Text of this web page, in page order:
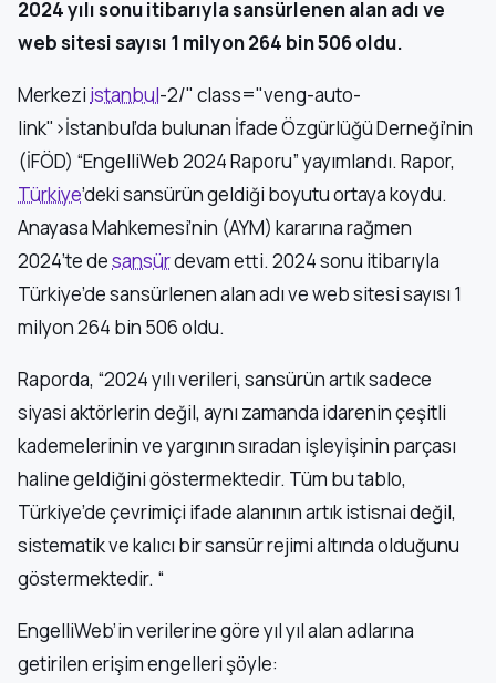
2024 yılı sonu itibarıyla sansürlenen alan adı ve
web sitesi sayısı 1 milyon 264 bin 506 oldu.
Merkezi istanbul-2/" class="veng-auto-
link">İstanbul’da bulunan İfade Özgürlüğü Derneği’nin
(İFÖD) “EngelliWeb 2024 Raporu” yayımlandı. Rapor,
Türkiye’deki sansürün geldiği boyutu ortaya koydu.
Anayasa Mahkemesi’nin (AYM) kararına rağmen
2024’te desansürdevam etti. 2024 sonu itibarıyla
Türkiye’de sansürlenen alan adı ve web sitesi sayısı 1
milyon 264 bin 506 oldu.
Raporda, “2024 yılı verileri, sansürün artık sadece
siyasi aktörlerin değil, aynı zamanda idarenin çeşitli
kademelerinin ve yargının sıradan işleyişinin parçası
haline geldiğini göstermektedir. Tüm bu tablo,
Türkiye’de çevrimiçi ifade alanının artık istisnai değil,
sistematik ve kalıcı bir sansür rejimi altında olduğunu
göstermektedir. “
EngelliWeb’in verilerine göre yıl yıl alan adlarına
getirilen erişim engelleri şöyle: